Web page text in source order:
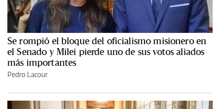
Se rompió el bloque del oficialismo misionero en
el Senado y Milei pierde uno de sus votos aliados
más importantes
Pedro Lacour